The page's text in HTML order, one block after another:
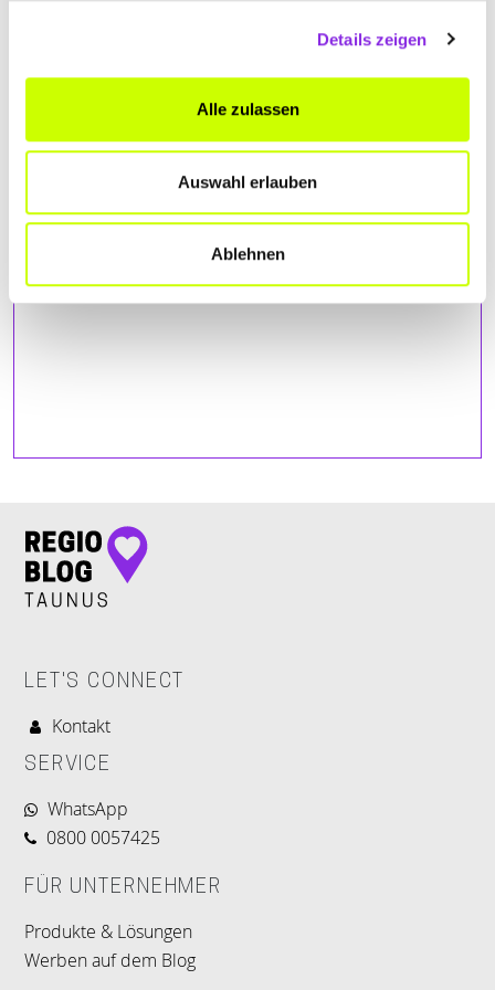
Details zeigen
Alle zulassen
Auswahl erlauben
Ablehnen
die Statistik und Marketing Cookies
LET'S CONNECT
Kontakt
SERVICE
WhatsApp
0800 0057425
FÜR UNTERNEHMER
Produkte & Lösungen
Werben auf dem Blog